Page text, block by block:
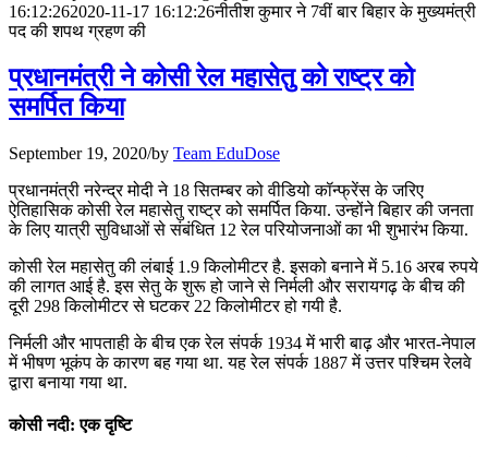
📝 डेली करेंट अफेयर्स: 25-27 जुलाई 2026
📝 डेली करेंट अफेयर्स: 22-24 जुलाई 2026
📝 डेली करेंट अफेयर्स: 19-21 जुलाई 2026
July 19, 2026
📝 डेली करेंट अफेयर्स: 16-18 जुलाई 2026
July 16, 2026
📝 डेली करेंट अफेयर्स: 13-15 जुलाई 2026
16:12:262020-11-17 16:12:26नीतीश कुमार ने 7वीं बार बिहार के मुख्यमंत्री
पद की शपथ ग्रहण की
प्रधानमंत्री ने कोसी रेल महासेतु को राष्‍ट्र को
समर्पित किया
September 19, 2020/by Team EduDose
प्रधानमंत्री नरेन्‍द्र मोदी ने 18 सितम्बर को वीडियो कॉन्‍फ्रेंस के जरिए
ऐतिहासिक कोसी रेल महासेतु राष्‍ट्र को समर्पित किया. उन्होंने बिहार की जनता
के लिए यात्री सुविधाओं से संबंधित 12 रेल परियोजनाओं का भी शुभारंभ किया.
कोसी रेल महासेतु की लंबाई 1.9 किलोमीटर है. इसको बनाने में 5.16 अरब रुपये
की लागत आई है. इस सेतु के शुरू हो जाने से निर्मली और सरायगढ़ के बीच की
दूरी 298 किलोमीटर से घटकर 22 किलोमीटर हो गयी है.
निर्मली और भापताही के बीच एक रेल संपर्क 1934 में भारी बाढ़ और भारत-नेपाल
में भीषण भूकंप के कारण बह गया था. यह रेल संपर्क 1887 में उत्तर पश्चिम रेलवे
द्वारा बनाया गया था.
कोसी नदी: एक दृष्टि